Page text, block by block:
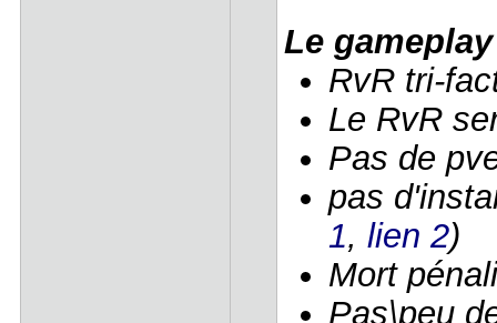
Le gameplay
RvR tri-
Le RvR
Pas de
pas
1,lien 2)
Mort
Pas\peu